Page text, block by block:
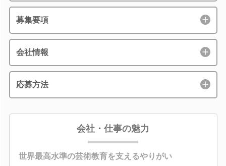
募集要項
会社情報
応募方法
会社・仕事の魅力
世界最高水準の芸術教育を支えるやりがい